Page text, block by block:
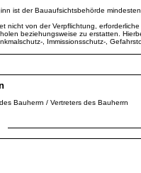
ist der Bauaufsichtsbehörde
nicht von der Verpflichtung,
beziehungsweise zu erstatten.
, Immissionsschutz-,
Bauherrn / Vertreters des Bauherrn